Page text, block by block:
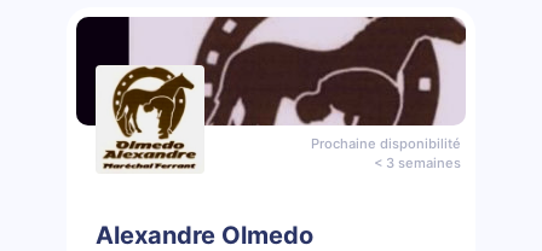
Prochaine disponibilité
< 3 semaines
Alexandre Olmedo